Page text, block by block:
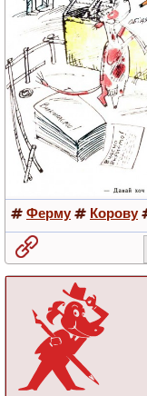
Ферму Корову